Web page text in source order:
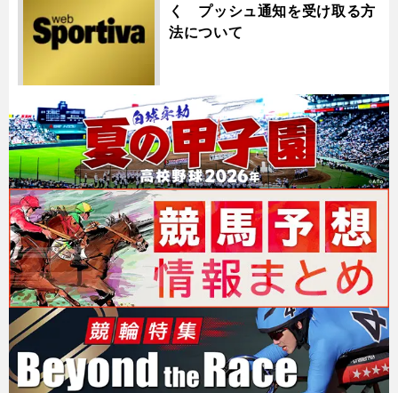
く プッシュ通知を受け取る方
法について